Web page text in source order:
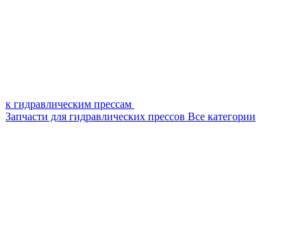
к гидравлическим прессам
Запчасти для гидравлических прессов Все категории